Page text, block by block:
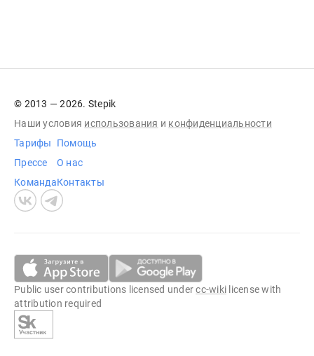
© 2013 — 2026. Stepik
Наши условия использования и конфиденциальности
Тарифы
Прессе
Команда
Помощь
О нас
Контакты
Public user contributions licensed undercc-wiki license with
attribution required